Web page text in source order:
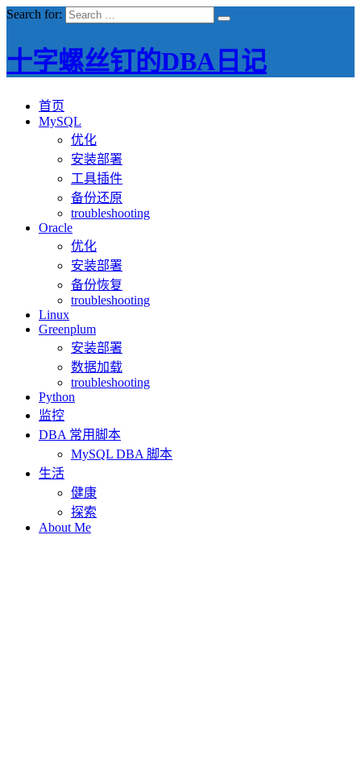
Search for:
十字螺丝钉的DBA日记
首页
MySQL
优化
安装部署
工具插件
备份还原
troubleshooting
Oracle
优化
安装部署
备份恢复
troubleshooting
Linux
Greenplum
安装部署
数据加载
troubleshooting
Python
监控
DBA 常用脚本
MySQL DBA 脚本
生活
健康
探索
About Me